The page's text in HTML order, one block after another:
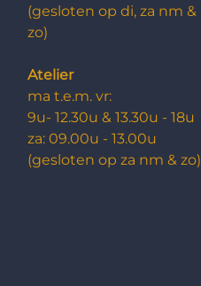
(gesloten op di, za nm &
zo)
Atelier
ma t.e.m. vr:
9u- 12.30u & 13.30u - 18u
za: 09.00u - 13.00u
​(gesloten op za nm & zo)